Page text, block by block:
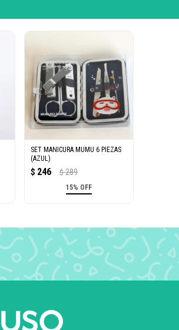
SET MANICURA MUMU 6 PIEZAS
(AZUL)
$ 246 $ 289
15% OFF